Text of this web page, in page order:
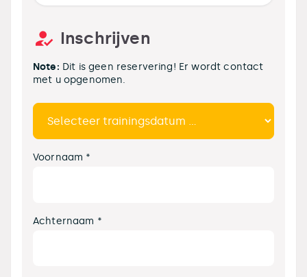
Inschrijven
Note: Dit is geen reservering! Er wordt contact
met u opgenomen.
Voornaam *
Achternaam *